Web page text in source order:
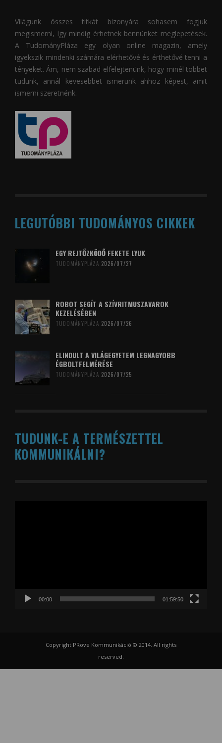
Világunk összes titkát bizonyára sohasem fogjuk
megismerni, így mindig érhetnek bennünket meglepetések.
A TudományPláza egy olyan online magazin, amely
igyekszik mindenki számára elérhetővé és érthetővé tenni a
tényeket. Ám, nem szabad elfelejtenünk, hogy minél többet
tudunk, annál kevesebbet ismerünk ahhoz képest, amit
ismerni szeretnénk.
LEGUTÓBBI TUDOMÁNYOS CIKKEK
EGY REJTŐZKÖDŐ FEKETE LYUK
TUDOMÁNYPLÁZA 2026/07/27
ROBOT SEGÍT A SZÍVRITMUSZAVAROK
KEZELÉSÉBEN
TUDOMÁNYPLÁZA 2026/07/26
ELINDULT A VILÁGEGYETEM LEGNAGYOBB
ÉGBOLTFELMÉRÉSE
TUDOMÁNYPLÁZA 2026/07/25
TUDUNK-E A TERMÉSZETTEL
KOMMUNIKÁLNI?
00:00 01:59:50
Copyright PRove Kommunikáció © 2014. All rights
reserved.